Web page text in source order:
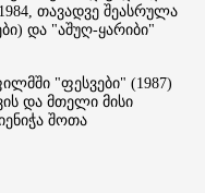
თავადვე შეასრულა
და "აშუღ-ყარიბი"
"ფესვები" (1987)
და მთელი მისი
შოთა